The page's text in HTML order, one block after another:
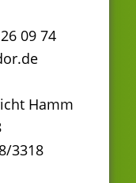
09 74
Hamm
3318